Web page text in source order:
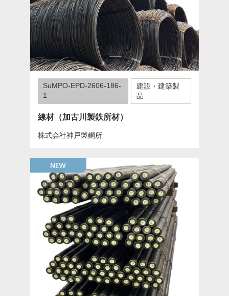
SuMPO-EPD-2606-186-
1
建設・建築製
品
線材（加古川製鉄所材）
株式会社神戸製鋼所
NEW